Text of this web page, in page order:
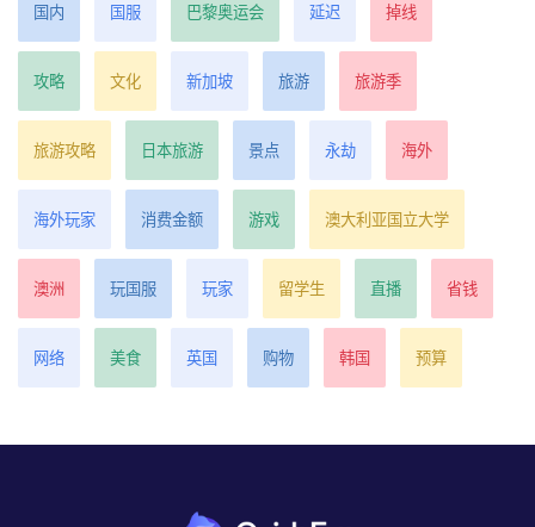
国内 国服 巴黎奥运会 延迟 掉线
攻略 文化 新加坡 旅游 旅游季
旅游攻略 日本旅游 景点 永劫 海外
海外玩家 消费金额 游戏 澳大利亚国立大学
澳洲 玩国服 玩家 留学生 直播 省钱
网络 美食 英国 购物 韩国 预算